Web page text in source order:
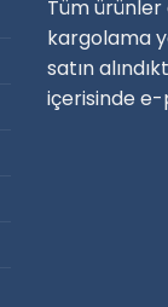
Tüm ürünler
kargolama
satın
içerisinde